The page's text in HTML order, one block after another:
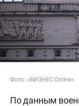
Фото: «БИЗНЕС Online»
По данным